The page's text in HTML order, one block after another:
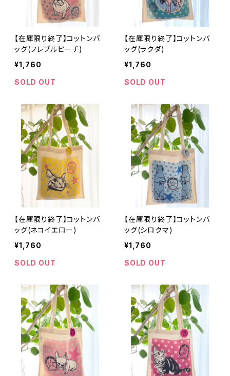
【在庫限り終了】コットンバ
ッグ(フレブルピーチ)
¥1,760
SOLD OUT
【在庫限り終了】コットンバ
ッグ(ラクダ)
¥1,760
SOLD OUT
【在庫限り終了】コットンバ
ッグ(ネコイエロー)
¥1,760
SOLD OUT
【在庫限り終了】コットンバ
ッグ(シロクマ)
¥1,760
SOLD OUT